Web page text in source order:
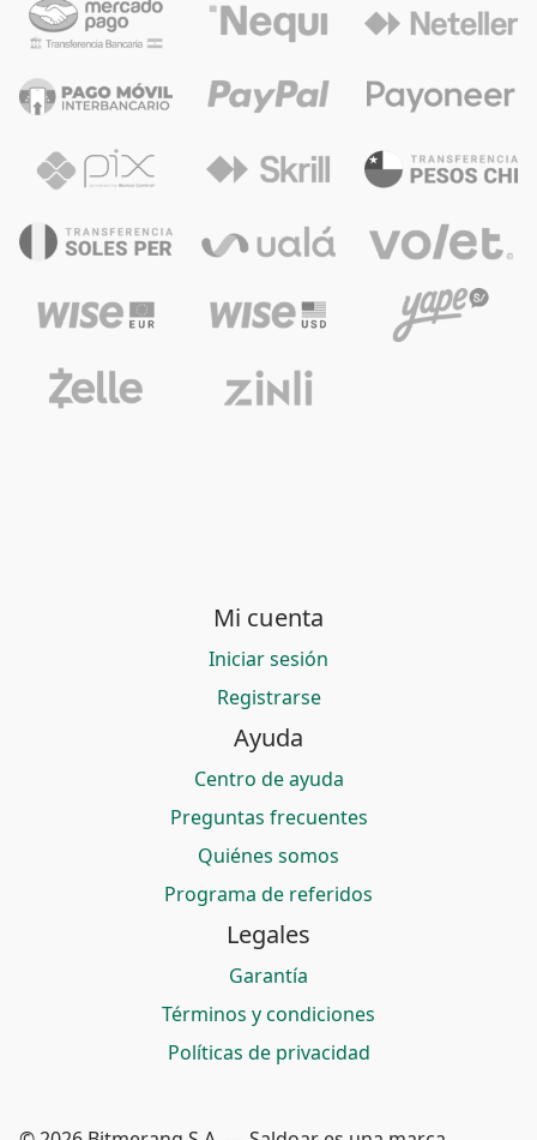
Mi cuenta
Iniciar sesión
Registrarse
Ayuda
Centro de ayuda
Preguntas frecuentes
Quiénes somos
Programa de referidos
Legales
Garantía
Términos y condiciones
Políticas de privacidad